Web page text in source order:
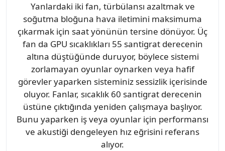
Yanlardaki iki fan, türbülansı azaltmak ve
soğutma bloğuna hava iletimini maksimuma
çıkarmak için saat yönünün tersine dönüyor. Üç
fan da GPU sıcaklıkları 55 santigrat derecenin
altına düştüğünde duruyor, böylece sistemi
zorlamayan oyunlar oynarken veya hafif
görevler yaparken sisteminiz sessizlik içerisinde
oluyor. Fanlar, sıcaklık 60 santigrat derecenin
üstüne çıktığında yeniden çalışmaya başlıyor.
Bunu yaparken iş veya oyunlar için performansı
ve akustiği dengeleyen hız eğrisini referans
alıyor.